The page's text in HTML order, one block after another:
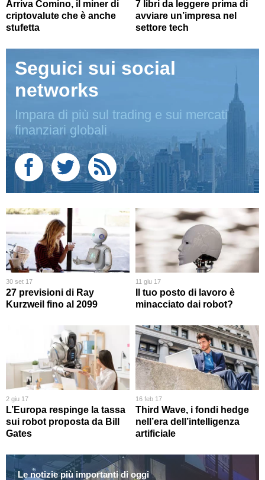
Arriva Comino, il miner di
criptovalute che è anche
stufetta
7 libri da leggere prima di
avviare un’impresa nel
settore tech
Seguici sui social
networks
Impara di più sul trading e sui mercati
finanziari globali
30 set 17
27 previsioni di Ray
Kurzweil fino al 2099
11 giu 17
Il tuo posto di lavoro è
minacciato dai robot?
2 giu 17
L’Europa respinge la tassa
sui robot proposta da Bill
Gates
16 feb 17
Third Wave, i fondi hedge
nell’era dell’intelligenza
artificiale
Le notizie più importanti di oggi